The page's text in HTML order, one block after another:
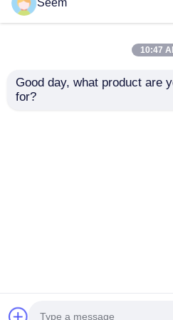
UAV ডিটেক্টর RF সেন্সিং
Seem
10:47
Good day, what product are
for?